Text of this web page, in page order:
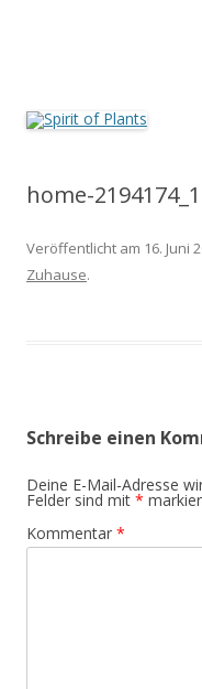
home-
Veröffentlicht am 16. Juni
Zuhause.
Schreibe einen
Deine E-Mail-Adresse
Felder sind mit *
Kommentar *